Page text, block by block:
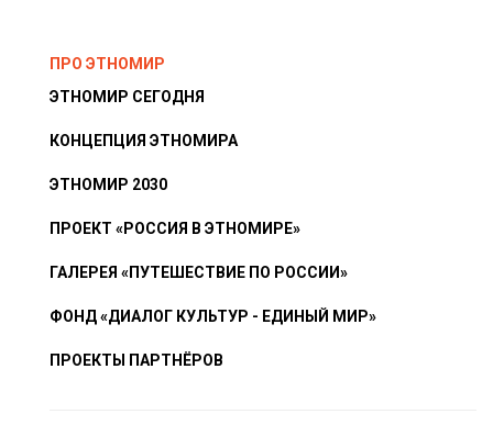
ПРО ЭТНОМИР
ЭТНОМИР СЕГОДНЯ
КОНЦЕПЦИЯ ЭТНОМИРА
ЭТНОМИР 2030
ПРОЕКТ «РОССИЯ В ЭТНОМИРЕ»
ГАЛЕРЕЯ «ПУТЕШЕСТВИЕ ПО РОССИИ»
ФОНД «ДИАЛОГ КУЛЬТУР - ЕДИНЫЙ МИР»
ПРОЕКТЫ ПАРТНЁРОВ